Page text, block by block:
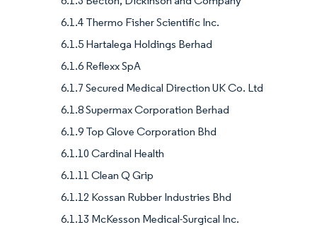
6.1.4 Thermo Fisher Scientific Inc.
6.1.5 Hartalega Holdings Berhad
6.1.6 Reflexx SpA
6.1.7 Secured Medical Direction UK Co. Ltd
6.1.8 Supermax Corporation Berhad
6.1.9 Top Glove Corporation Bhd
6.1.10 Cardinal Health
6.1.11 Clean Q Grip
6.1.12 Kossan Rubber Industries Bhd
6.1.13 McKesson Medical-Surgical Inc.